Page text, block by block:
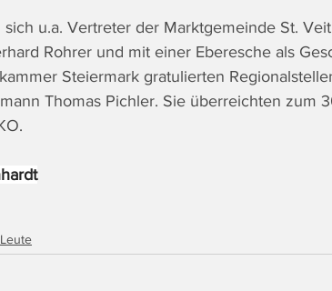
u.a. Vertreter der Marktgemeinde St.
Rohrer und mit einer Eberesche als
Steiermark gratulierten
Thomas Pichler. Sie überreichten zum